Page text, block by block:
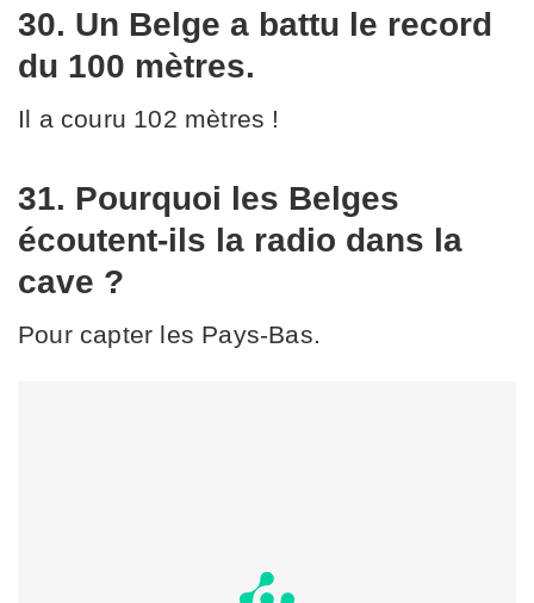
30. Un Belge a battu le record
du 100 mètres.
Il a couru 102 mètres !
31. Pourquoi les Belges
écoutent-ils la radio dans la
cave ?
Pour capter les Pays-Bas.